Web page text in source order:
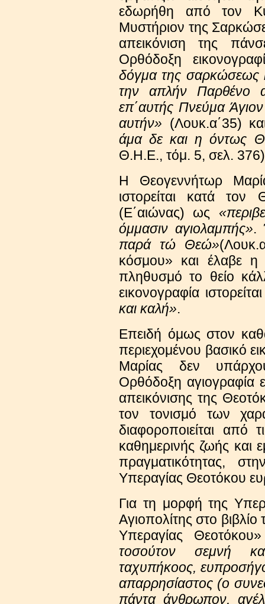
εδωρήθη από τον
Μυστήριον της
απεικόνιση της
Ορθόδοξη
δόγμα της σαρκώσεως
την απλήν Παρθένο
επ΄αυτής Πνεύμα
αυτήν» (Λουκ.α΄35)
άμα δε και η όντως
Θ.Η.Ε., τόμ. 5, σελ.
Η Θεογεννήτωρ
ιστορείται κατά
(Ε΄αιώνας) ως
όμμασιν αγιολαμπής».
παρά τώ Θεώ»
κόσμου» και έλαβε η
πληθυσμό το θείο
εικονογραφία
και καλή».
Επειδή όμως στον
περιεχομένου βασικό
Μαρίας δεν
Ορθόδοξη αγιογραφία
απεικόνισης της
τον τονισμό των
διαφοροποιείται από
καθημερινής ζωής και
πραγματικότητας,
Υπεραγίας Θεοτόκου
Για τη μορφή της
Αγιοπολίτης στο βιβλίο
Υπεραγίας
τοσούτον σεμνή
ταχυπήκοος,
απαρρησίαστος (ο
πάντα άνθρωπον,